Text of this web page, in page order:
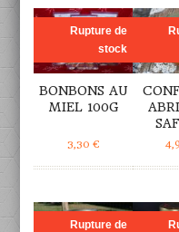
Rupture de
stock
BONBONS AU
MIEL 100G
3,30 €
Rupture de